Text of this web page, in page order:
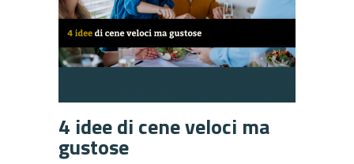
4 idee di cene veloci ma
gustose